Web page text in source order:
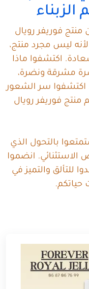
منتج فوريفر رويال
لأنه ليس مجرد منتج،
اكتشفوا ماذا
مشرقة ونضرة،
اكتشفوا سر الشعور
منتج فوريفر رويال
بالتحول الذي
انضموا
للتألق والتميز في